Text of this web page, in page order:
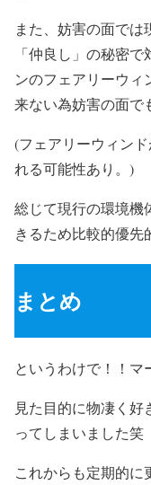
また、妨害の面で
「仲良し」の秘密
ンのフェアリーウィ
来ない為妨害の面で
(フェアリーウィン
れる可能性あり。)
総じて現行の環境機
きるため比較的優先
まとめ
というわけで！！マ
見た目的に物凄く
ってしまいました笑
これからも定期的に